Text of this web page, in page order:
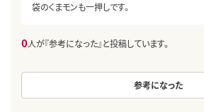
袋のくまモンも一押しです。
0人が『参考になった』と投稿しています。
参考になった